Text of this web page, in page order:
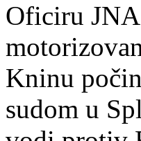
Oficiru JNA
Kninu
sudom u